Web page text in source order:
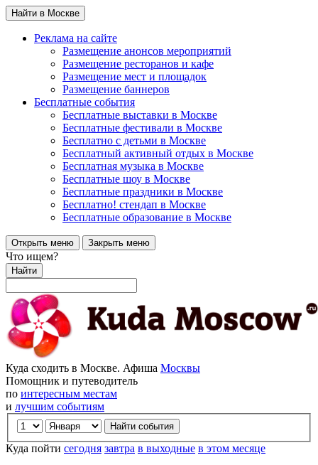
Найти в Москве
Реклама на сайте
Размещение анонсов мероприятий
Размещение ресторанов и кафе
Размещение мест и площадок
Размещение баннеров
Бесплатные события
Бесплатные выставки в Москве
Бесплатные фестивали в Москве
Бесплатно с детьми в Москве
Бесплатный активный отдых в Москве
Бесплатная музыка в Москве
Бесплатные шоу в Москве
Бесплатные праздники в Москве
Бесплатно! стендап в Москве
Бесплатные образование в Москве
Открыть меню Закрыть меню
Что ищем?
Найти
Куда сходить в Москве. Афиша Москвы
Помощник и путеводитель
по интересным местам
и лучшим событиям
Куда пойти сегодня завтра в выходные в этом месяце